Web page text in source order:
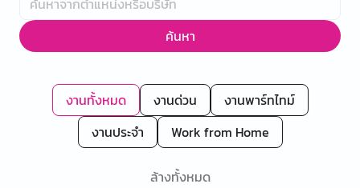
ค้นหา
งานทั้งหมด งานด่วน
งานพาร์ทไทม์
งานประจำ
Work from Home
ล้างทั้งหมด